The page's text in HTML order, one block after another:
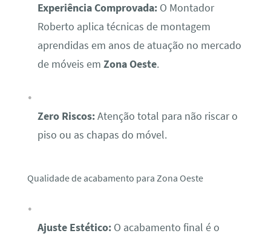
Experiência Comprovada:O Montador
Roberto aplica técnicas de montagem
aprendidas em anos de atuação no mercado
de móveis em Zona Oeste.
Zero Riscos:Atenção total para não riscar o
piso ou as chapas do móvel.
Qualidade de acabamento para Zona Oeste
Ajuste Estético:O acabamento final é o